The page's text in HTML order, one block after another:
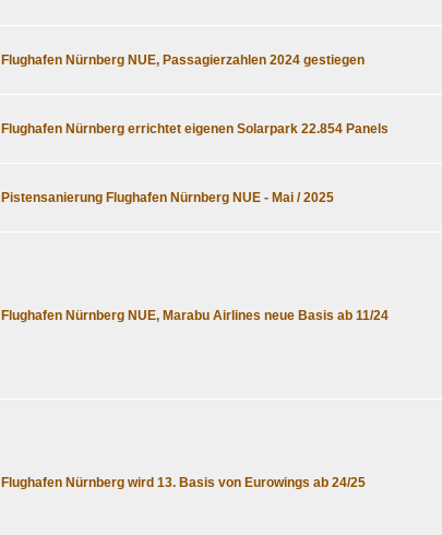
Flughafen Nürnberg NUE, Passagierzahlen 2024 gestiegen
Flughafen Nürnberg errichtet eigenen Solarpark 22.854 Panels
Pistensanierung Flughafen Nürnberg NUE - Mai / 2025
Flughafen Nürnberg NUE, Marabu Airlines neue Basis ab 11/24
Flughafen Nürnberg wird 13. Basis von Eurowings ab 24/25